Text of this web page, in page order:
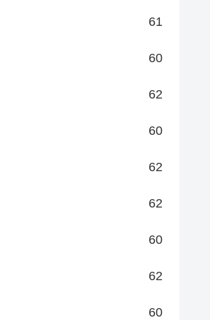
61
60
62
60
62
62
60
62
60